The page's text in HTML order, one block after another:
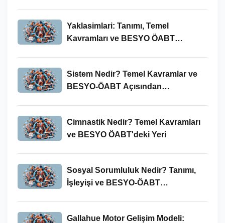
Yaklasimlari: Tanımı, Temel
Kavramları ve BESYO ÖABT
Sistem Nedir? Temel Kavramlar ve
BESYO-ÖABT Açısından
Cimnastik Nedir? Temel Kavramları
ve BESYO ÖABT'deki Yeri
Sosyal Sorumluluk Nedir? Tanımı,
İşleyişi ve BESYO-ÖABT
Gallahue Motor Gelişim Modeli: